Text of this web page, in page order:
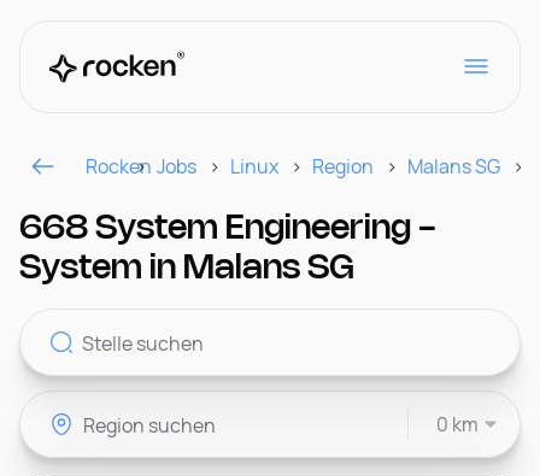
Für Arbeitgeber
Kontakt
CH
Rocken Jobs Linux Region Malans SG
668 System Engineering -
System in Malans SG
0 km